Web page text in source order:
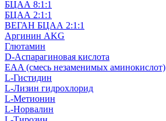
БЦАА 8:1:1
БЦАА 2:1:1
ВЕГАН БЦАА 2:1:1
Аргинин AKG
Глютамин
D-Аспарагиновая кислота
EAA (смесь незаменимых аминокислот)
L-Гистидин
L-Лизин гидрохлорид
L-Метионин
L-Норвалин